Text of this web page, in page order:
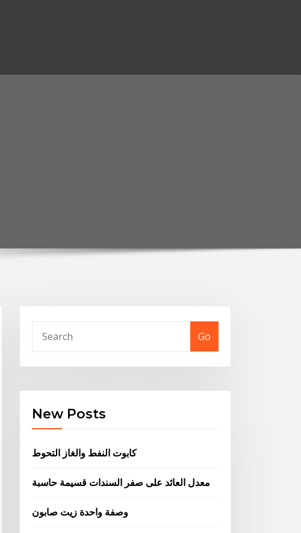
Go
New Posts
كابوت النفط والغاز التحوط
معدل العائد على صفر السندات قسيمة حاسبة
وصفة واحدة زيت صابون